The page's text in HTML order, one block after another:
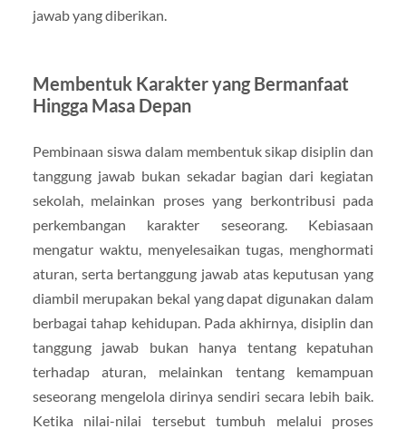
jawab yang diberikan.
Membentuk Karakter yang Bermanfaat
Hingga Masa Depan
Pembinaan siswa dalam membentuk sikap disiplin dan
tanggung jawab bukan sekadar bagian dari kegiatan
sekolah, melainkan proses yang berkontribusi pada
perkembangan karakter seseorang. Kebiasaan
mengatur waktu, menyelesaikan tugas, menghormati
aturan, serta bertanggung jawab atas keputusan yang
diambil merupakan bekal yang dapat digunakan dalam
berbagai tahap kehidupan. Pada akhirnya, disiplin dan
tanggung jawab bukan hanya tentang kepatuhan
terhadap aturan, melainkan tentang kemampuan
seseorang mengelola dirinya sendiri secara lebih baik.
Ketika nilai-nilai tersebut tumbuh melalui proses